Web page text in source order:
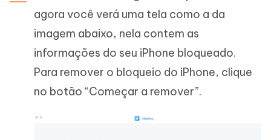
agora você verá uma tela como a da
imagem abaixo, nela contem as
informações do seu iPhone bloqueado.
Para remover o bloqueio do iPhone, clique
no botão “Começar a remover”.